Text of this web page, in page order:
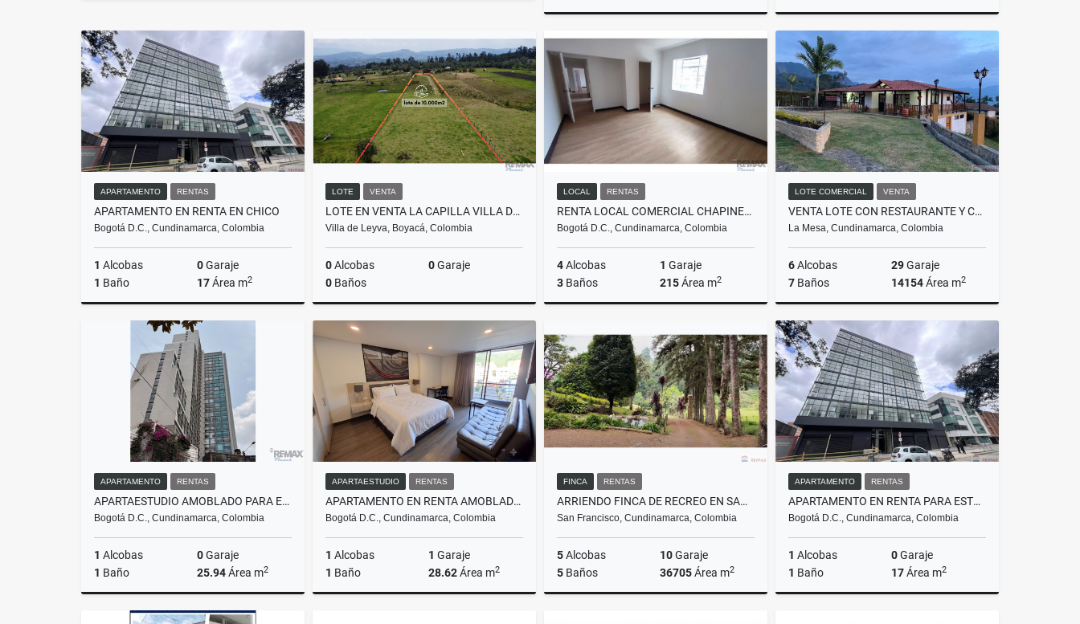
Venta
$1.450.000.000
Rentas
APARTAMENTO RENTAS
APARTAMENTO EN RENTA EN CHICO
Bogotá D.C., Cundinamarca, Colombia
1 Alcobas 0Garaje
1 Baño 17Área m2
Rentas
$2.100.000
LOTE VENTA
LOTE EN VENTA LA CAPILLA VILLA DE LEYVA
Villa de Leyva, Boyacá, Colombia
0Alcobas 0Garaje
0 Baños
Venta
$575.000.000
LOCAL RENTAS
RENTA LOCAL COMERCIAL CHAPINERO
Bogotá D.C., Cundinamarca, Colombia
4Alcobas 1 Garaje
3 Baños 215Área m2
$5.500.000
LOTE COMERCIAL VENTA
VENTA LOTE CON RESTAURANTE Y CASA TENA CUNDINAMARCA
La Mesa, Cundinamarca, Colombia
6Alcobas 29Garaje
7 Baños 14154Área m2
Venta
$14.000.000.000
APARTAMENTO RENTAS
APARTAESTUDIO AMOBLADO PARA ESTRENAR CENTRO INTERNACIONAL RENTA
Bogotá D.C., Cundinamarca, Colombia
1 Alcobas 0Garaje
1 Baño 25.94Área m2
Rentas
APARTAESTUDIO RENTAS
APARTAMENTO EN RENTA AMOBLADO SANTA BARBARA
Bogotá D.C., Cundinamarca, Colombia
1 Alcobas 1 Garaje
1 Baño 28.62Área m2
FINCA RENTAS
ARRIENDO FINCA DE RECREO EN SAN FRANCISCO CUNDINAMARCA
San Francisco, Cundinamarca, Colombia
5Alcobas 10Garaje
5 Baños 36705Área m2
APARTAMENTO RENTAS
APARTAMENTO EN RENTA PARA ESTRENAR EN CHICO
Bogotá D.C., Cundinamarca, Colombia
1 Alcobas 0Garaje
1 Baño 17Área m2